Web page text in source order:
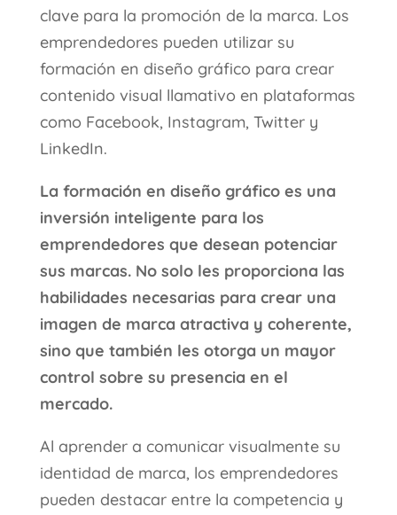
clave para la promoción de la marca. Los
emprendedores pueden utilizar su
formación en diseño gráfico para crear
contenido visual llamativo en plataformas
como Facebook, Instagram, Twitter y
LinkedIn.
La formación en diseño gráfico es una
inversión inteligente para los
emprendedores que desean potenciar
sus marcas. No solo les proporciona las
habilidades necesarias para crear una
imagen de marca atractiva y coherente,
sino que también les otorga un mayor
control sobre su presencia en el
mercado.
Al aprender a comunicar visualmente su
identidad de marca, los emprendedores
pueden destacar entre la competencia y